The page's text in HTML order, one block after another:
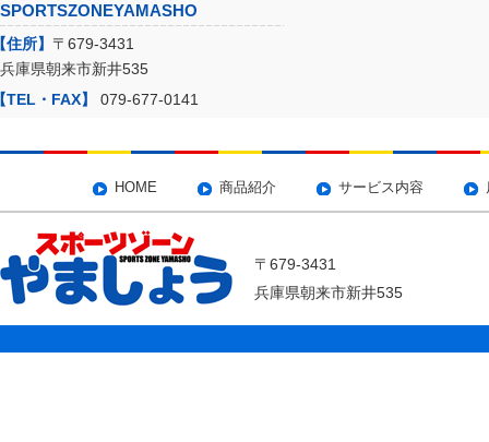
SPORTSZONEYAMASHO
住所】 〒679-3431
兵庫県朝来市新井535
TEL・FAX】
079-677-0141
HOME 商品紹介 サービス内容
〒679-3431
兵庫県朝来市新井535